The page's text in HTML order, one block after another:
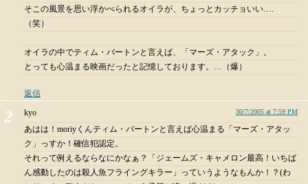
そこの風景を思い浮かべられるオイラが、ちょっとカッチョいい….
（笑）
オイラの中でティム・バートンと言えば、「マーズ・アタック」。
とっても心温まる映画だったと記憶しております。…（爆）
返信
kyo
30/7/2005 at 7:59 PM
あはは！moriyくんティム・バートンと言えば心温まる「マーズ・アタッ
ク」っすか！確信犯認定。
それって例えるならなにかなぁ？「ジェームズ・キャメロン最高！いちば
ん感動したのは殺人魚フライングキラー」っていうようなもんか！？(わ